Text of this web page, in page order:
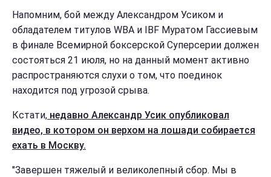
Напомним, бой между Александром Усиком и
обладателем титулов WBA и IBF Муратом Гассиевым
в финале Всемирной боксерской Суперсерии должен
состояться 21 июля, но на данный момент активно
распространяются слухи о том, что поединок
находится под угрозой срыва.
Кстати, недавно Александр Усик опубликовал
видео, в котором он верхом на лошади собирается
ехать в Москву.
"Завершен тяжелый и великолепный сбор. Мы в